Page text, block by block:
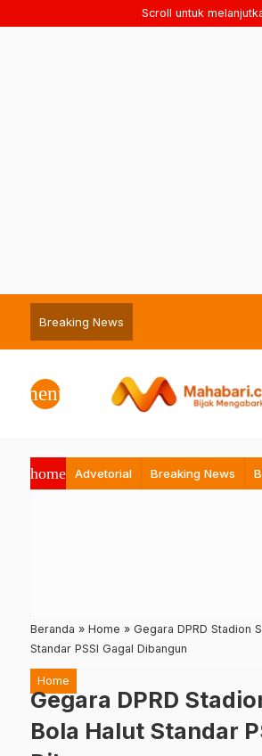
Scroll untuk
Breaking News
menu
home Advetorial Breaking News
Beranda » Home » Gegara DPRD Stadion
Standar PSSI Gagal Dibangun
Home
Gegara DPRD
Bola Halut Standar